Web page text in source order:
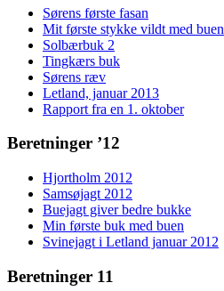
Sørens første fasan
Mit første stykke vildt med buen
Solbærbuk 2
Tingkærs buk
Sørens ræv
Letland, januar 2013
Rapport fra en 1. oktober
Beretninger ’12
Hjortholm 2012
Samsøjagt 2012
Buejagt giver bedre bukke
Min første buk med buen
Svinejagt i Letland januar 2012
Beretninger 11